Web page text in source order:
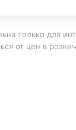
только для
от цен в